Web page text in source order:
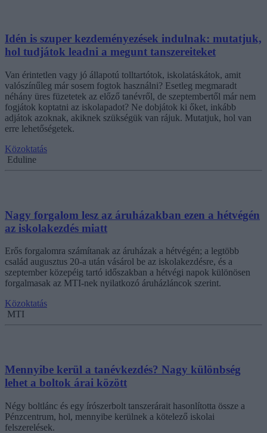
Idén is szuper kezdeményezések indulnak: mutatjuk,
hol tudjátok leadni a megunt tanszereiteket
Van érintetlen vagy jó állapotú tolltartótok, iskolatáskátok, amit
valószínűleg már sosem fogtok használni? Esetleg megmaradt
néhány üres füzetetek az előző tanévről, de szeptembertől már nem
fogjátok koptatni az iskolapadot? Ne dobjátok ki őket, inkább
adjátok azoknak, akiknek szükségük van rájuk. Mutatjuk, hol van
erre lehetőségetek.
Közoktatás
Eduline
Nagy forgalom lesz az áruházakban ezen a hétvégén
az iskolakezdés miatt
Erős forgalomra számítanak az áruházak a hétvégén; a legtöbb
család augusztus 20-a után vásárol be az iskolakezdésre, és a
szeptember közepéig tartó időszakban a hétvégi napok különösen
forgalmasak az MTI-nek nyilatkozó áruházláncok szerint.
Közoktatás
MTI
Mennyibe kerül a tanévkezdés? Nagy különbség
lehet a boltok árai között
Négy boltlánc és egy írószerbolt tanszerárait hasonlította össze a
Pénzcentrum, hol, mennyibe kerülnek a kötelező iskolai
felszerelések.